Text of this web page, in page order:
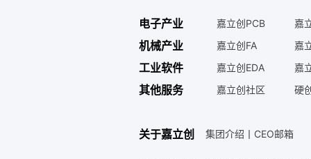
电子产业 嘉立创PCB 嘉
机械产业 嘉立创FA 嘉
工业软件 嘉立创EDA 嘉
其他服务 嘉立创社区 硬
关于嘉立创 集团介绍 丨 CEO邮箱